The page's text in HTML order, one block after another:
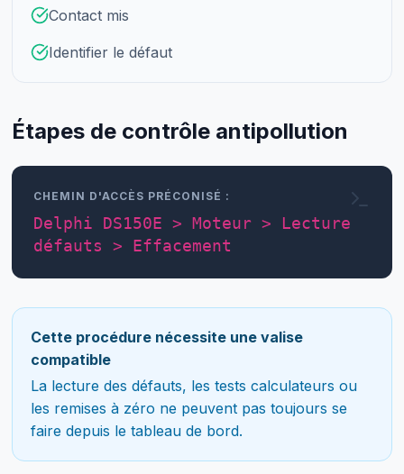
Contact mis
Identifier le défaut
Étapes de contrôle antipollution
CHEMIN D'ACCÈS PRÉCONISÉ :
Delphi DS150E > Moteur > Lecture
défauts > Effacement
Cette procédure nécessite une valise
compatible
La lecture des défauts, les tests calculateurs ou
les remises à zéro ne peuvent pas toujours se
faire depuis le tableau de bord.